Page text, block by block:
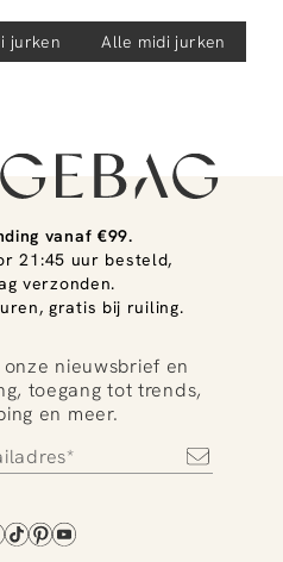
jurken Alle midi jurken
vanaf €99.
21:45 uur besteld,
verzonden.
gratis bij ruiling.
nieuwsbrief en
toegang tot trends,
en meer.